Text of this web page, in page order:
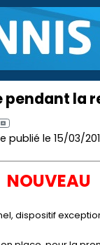
pendant la
publié le 15/03/
NOUVEAU
dispositif